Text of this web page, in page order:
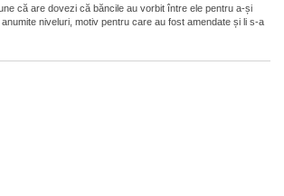
că are dovezi că băncile au vorbit între ele pentru a-și
niveluri, motiv pentru care au fost amendate și li s-a